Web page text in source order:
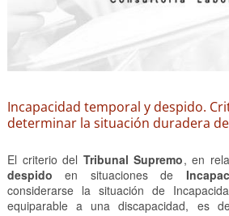
Incapacidad temporal y despido.
determinar la situación duradera
El criterio del Tribunal Supremo, en
despido en situaciones de
considerarse la situación de
equiparable a una discapacidad, es